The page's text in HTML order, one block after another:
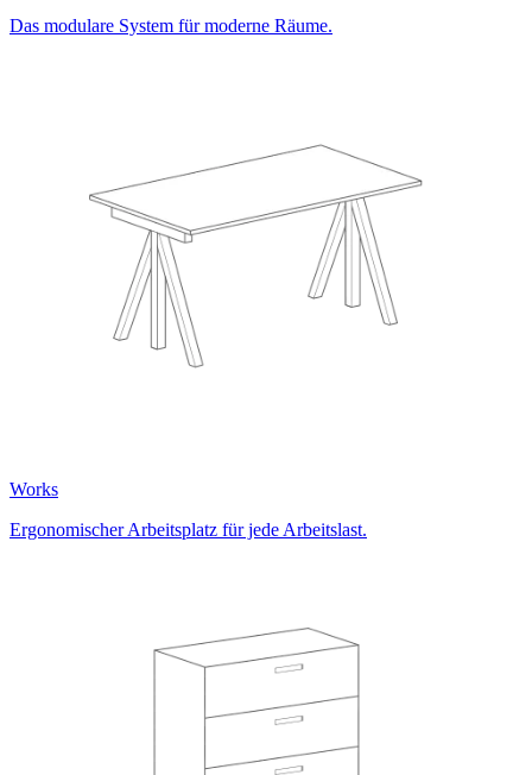
Das modulare System für moderne Räume.
Works
Ergonomischer Arbeitsplatz für jede Arbeitslast.